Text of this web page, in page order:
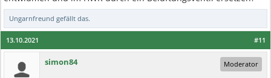
Ungarnfreund gefällt das.
#11
13.10.2021
simon84 Moderator